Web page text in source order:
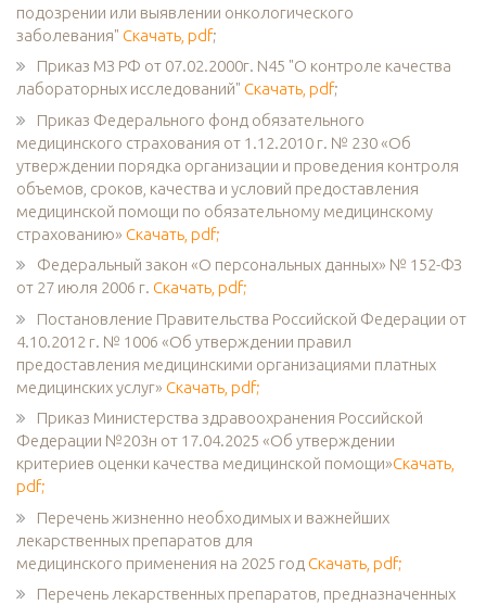
подозрении или выявлении онкологического
заболевания" Скачать, pdf;
Приказ МЗ РФ от 07.02.2000г. N45 "О контроле качества
лабораторных исследований" Скачать, pdf;
Приказ Федерального фонд обязательного
медицинского страхования от 1.12.2010 г. № 230 «Об
утверждении порядка организации и проведения контроля
объемов, сроков, качества и условий предоставления
медицинской помощи по обязательному медицинскому
страхованию» Скачать, pdf;
Федеральный закон «О персональных данных» № 152-ФЗ
от 27 июля 2006 г. Скачать, pdf;
Постановление Правительства Российской Федерации от
4.10.2012 г. № 1006 «Об утверждении правил
предоставления медицинскими организациями платных
медицинских услуг» Скачать, pdf;
Приказ Министерства здравоохранения Российской
Федерации №203н от 17.04.2025 «Об утверждении
критериев оценки качества медицинской помощи»Скачать,
pdf;
Перечень жизненно необходимых и важнейших
лекарственных препаратов для
медицинского применения на 2025 год Скачать, pdf;
Перечень лекарственных препаратов, предназначенных